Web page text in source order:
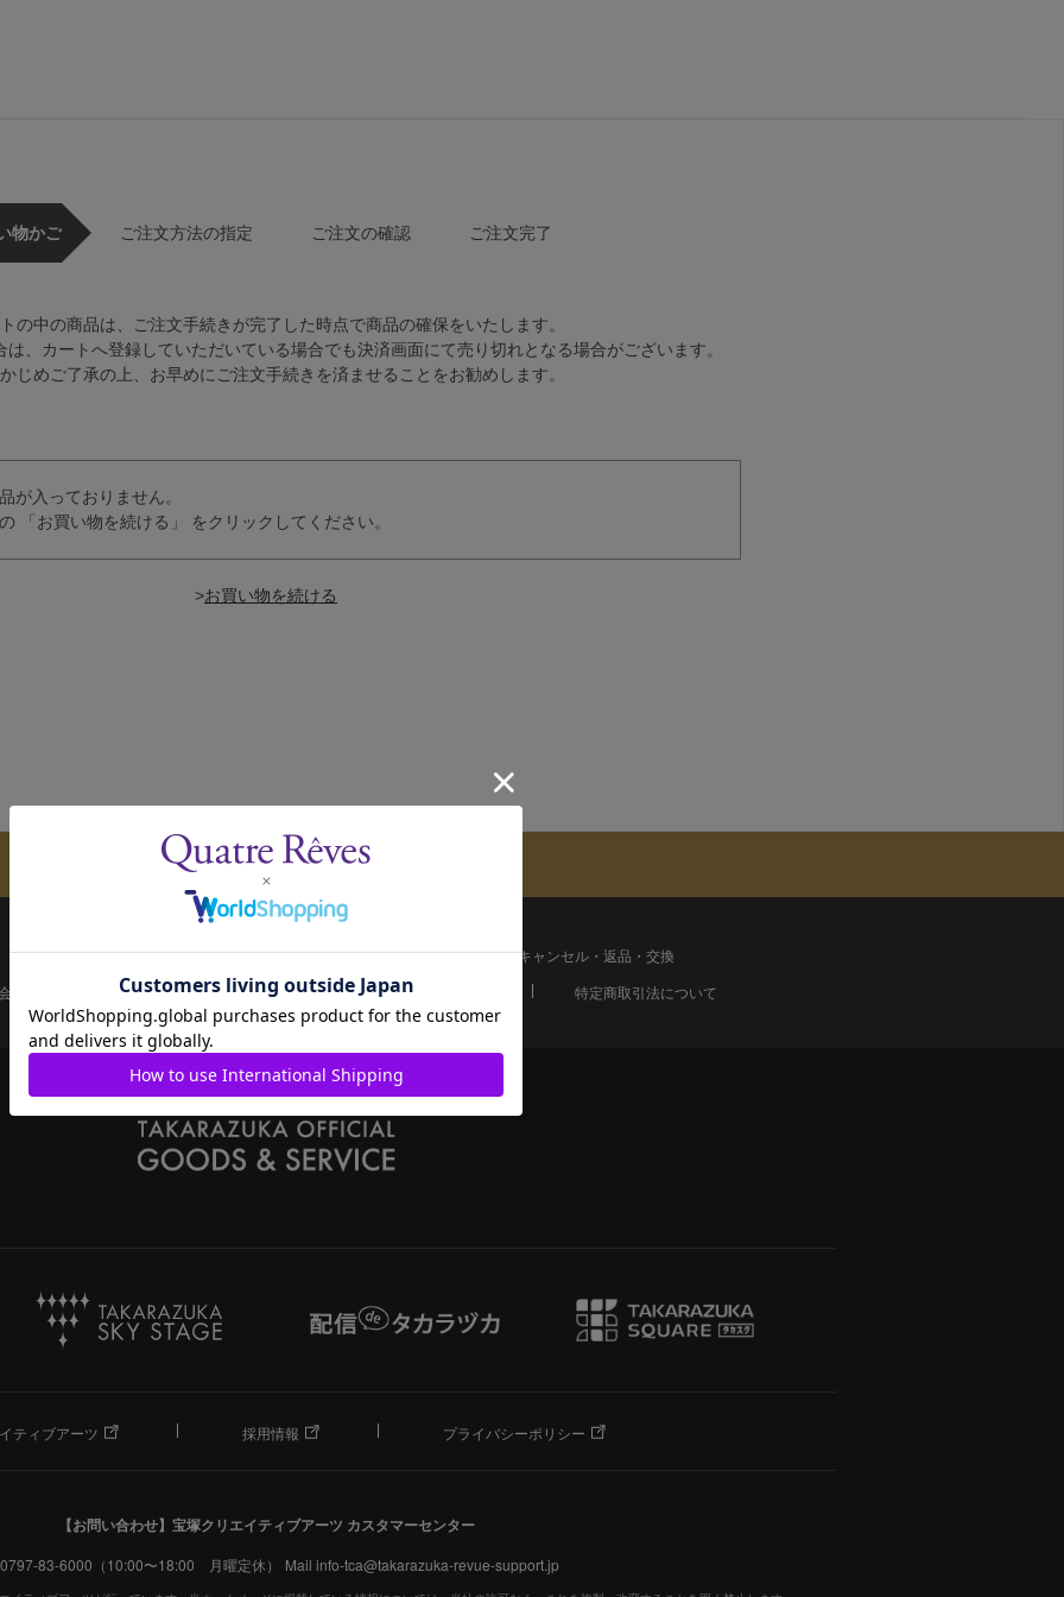
物かご ご注文方法の指定 ご注文の確認 ご注文完了
の中の商品は、ご注文手続きが完了した時点で商品の確保をいたします。
、カートへ登録していただいている場合でも決済画面にて売り切れとなる場合がございます。
じめご了承の上、お早めにご注文手続きを済ませることをお勧めします。
が入っておりません。
「お買い物を続ける」 をクリックしてください。
>
メールマガジンのご案内
配送について お支払い方法 決済について
キャンセル・返品・交換
員ページ 宝塚歌劇共通ID新規会員登録 特定商取引法について
ティブアーツ 採用情報 プライバシーポリシー
【お問い合わせ】 宝塚クリエイティブアーツ カスタマーセンター
83-6000（10:00〜18:00 月曜定休） Mail info-tca@takarazuka-revue-support.jp